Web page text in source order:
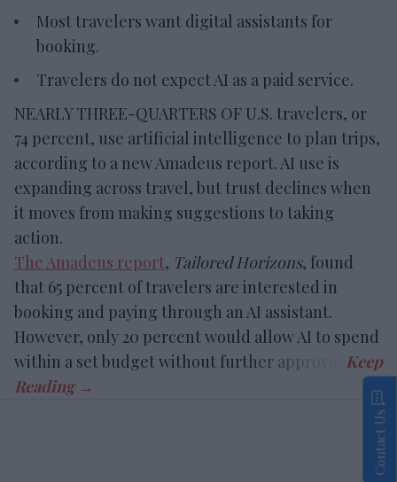
Most travelers want digital assistants for
booking.
Travelers do not expect AI as a paid service.
NEARLY THREE-QUARTERS OF U.S. travelers, or
74 percent, use artificial intelligence to plan trips,
according to a new Amadeus report. AI use is
expanding across travel, but trust declines when
it moves from making suggestions to taking
action.
The Amadeus report, Tailored Horizons, found
that 65 percent of travelers are interested in
booking and paying through an AI assistant.
However, only 20 percent would allow AI to spend
within a set budget without further approval.
Contact Us